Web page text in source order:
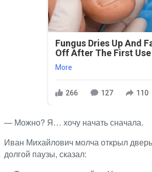
Fungus Dries Up And
Off After The First Use
More
266 127 110
— Можно? Я… хочу начать сначала.
Иван Михайлович молча открыл
долгой паузы, сказал: